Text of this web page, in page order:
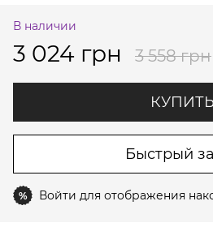
В наличии
3 024 грн 3 558 грн
КУПИТЬ
Быстрый
% Войти для отображения